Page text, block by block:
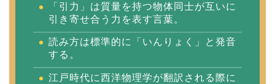
「引力」は質量を持つ物体同士が互いに
引き寄せ合う力を表す言葉。
読み方は標準的に「いんりょく」と発音
する。
江戸時代に西洋物理学が翻訳される際に